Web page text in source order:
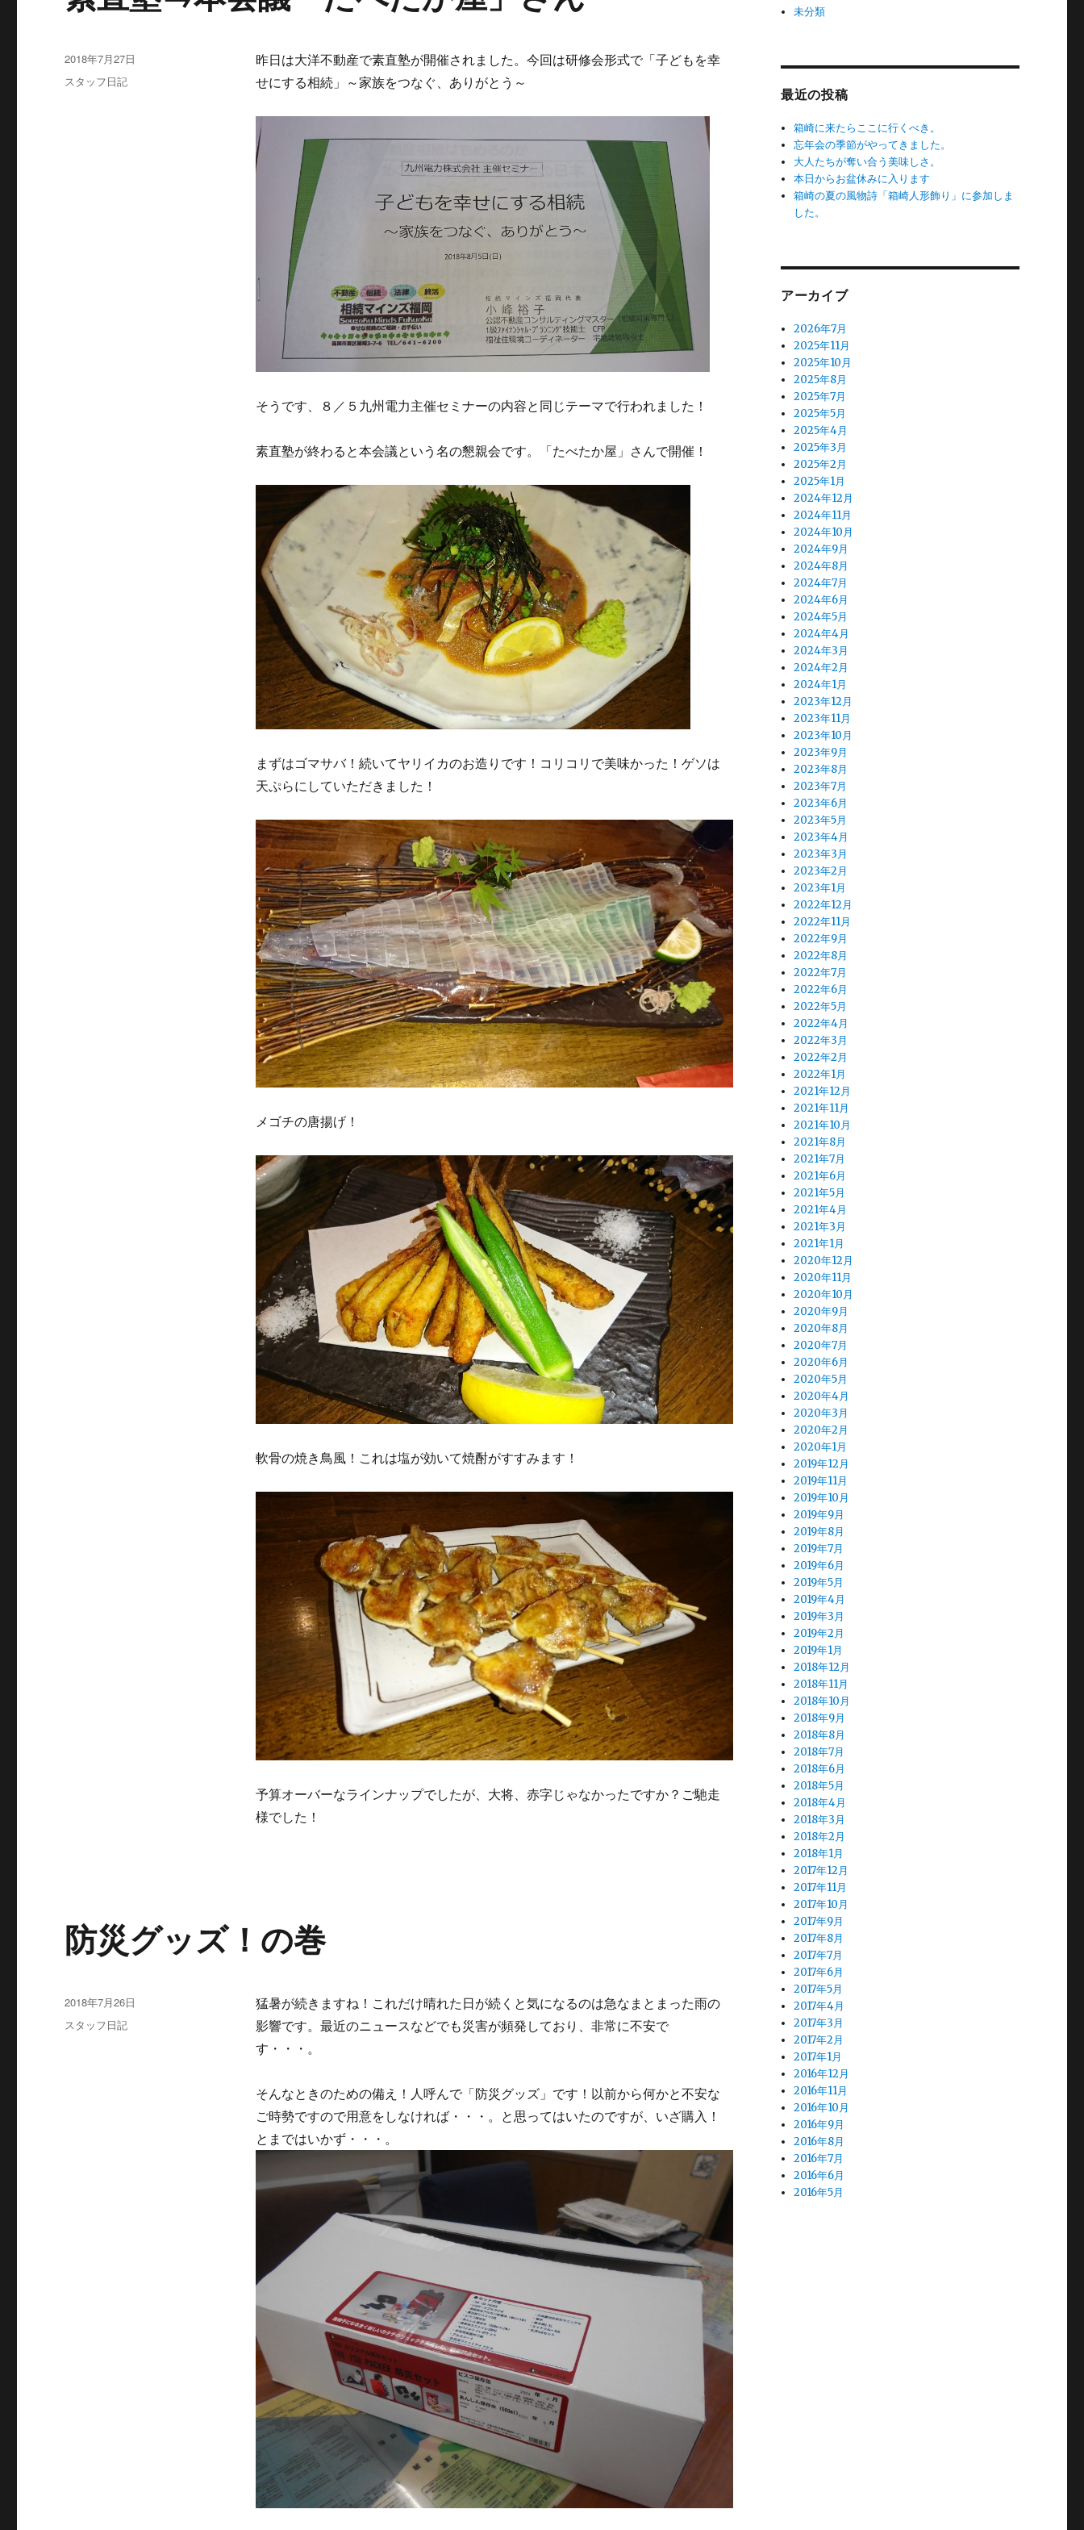
昨日は大洋不動産で素直塾が開催されました。今回は研修会形式で「子どもを幸
せにする相続」～家族をつなぐ、ありがとう～
そうです、８／５九州電力主催セミナーの内容と同じテーマで行われました！
素直塾が終わると本会議という名の懇親会です。「たべたか屋」さんで開催！
まずはゴマサバ！続いてヤリイカのお造りです！コリコリで美味かった！ゲソは
天ぷらにしていただきました！
メゴチの唐揚げ！
軟骨の焼き鳥風！これは塩が効いて焼酎がすすみます！
予算オーバーなラインナップでしたが、大将、赤字じゃなかったですか？ご馳走
様でした！
投
稿
日:
2018年7月27日
カ
スタッフ日記
防災グッズ！の巻
猛暑が続きますね！これだけ晴れた日が続くと気になるのは急なまとまった雨の
影響です。最近のニュースなどでも災害が頻発しており、非常に不安で
す・・・。
そんなときのための備え！人呼んで「防災グッズ」です！以前から何かと不安な
ご時勢ですので用意をしなければ・・・。と思ってはいたのですが、いざ購入！
とまではいかず・・・。
投
稿
日:
2018年7月26日
カ
スタッフ日記
未分類
最近の投稿
箱崎に来たらここに行くべき。
忘年会の季節がやってきました。
大人たちが奪い合う美味しさ。
本日からお盆休みに入ります
箱崎の夏の風物詩「箱崎人形飾り」に参加しま
した。
アーカイブ
2026年7月
2025年11月
2025年10月
2025年8月
2025年7月
2025年5月
2025年4月
2025年3月
2025年2月
2025年1月
2024年12月
2024年11月
2024年10月
2024年9月
2024年8月
2024年7月
2024年6月
2024年5月
2024年4月
2024年3月
2024年2月
2024年1月
2023年12月
2023年11月
2023年10月
2023年9月
2023年8月
2023年7月
2023年6月
2023年5月
2023年4月
2023年3月
2023年2月
2023年1月
2022年12月
2022年11月
2022年9月
2022年8月
2022年7月
2022年6月
2022年5月
2022年4月
2022年3月
2022年2月
2022年1月
2021年12月
2021年11月
2021年10月
2021年8月
2021年7月
2021年6月
2021年5月
2021年4月
2021年3月
2021年1月
2020年12月
2020年11月
2020年10月
2020年9月
2020年8月
2020年7月
2020年6月
2020年5月
2020年4月
2020年3月
2020年2月
2020年1月
2019年12月
2019年11月
2019年10月
2019年9月
2019年8月
2019年7月
2019年6月
2019年5月
2019年4月
2019年3月
2019年2月
2019年1月
2018年12月
2018年11月
2018年10月
2018年9月
2018年8月
2018年7月
2018年6月
2018年5月
2018年4月
2018年3月
2018年2月
2018年1月
2017年12月
2017年11月
2017年10月
2017年9月
2017年8月
2017年7月
2017年6月
2017年5月
2017年4月
2017年3月
2017年2月
2017年1月
2016年12月
2016年11月
2016年10月
2016年9月
2016年8月
2016年7月
2016年6月
2016年5月